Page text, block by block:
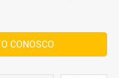
CONOSCO